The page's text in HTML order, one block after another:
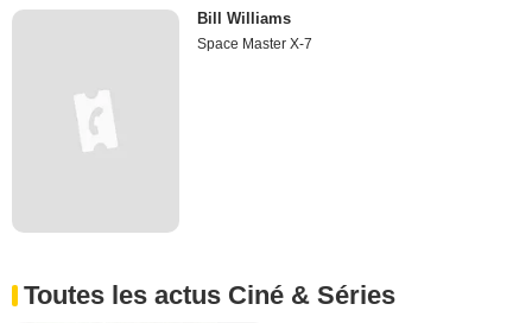
Bill Williams
Space Master X-7
Toutes les actus Ciné & Séries